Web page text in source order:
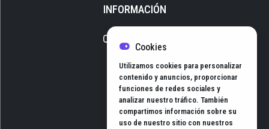
INFORMACIÓN
Quiénes somos
Newsletter
Contacto
Cookies
Utilizamos cookies para personalizar
contenido y anuncios, proporcionar
funciones de redes sociales y
analizar nuestro tráfico. También
compartimos información sobre su
uso de nuestro sitio con nuestros